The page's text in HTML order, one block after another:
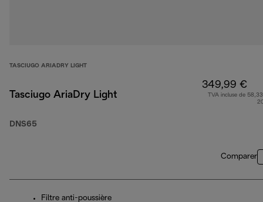
TASCIUGO ARIADRY LIGHT
Tasciugo AriaDry Light
DNS65
349,99 €
TVA incluse de
Comparer
Filtre anti-poussière